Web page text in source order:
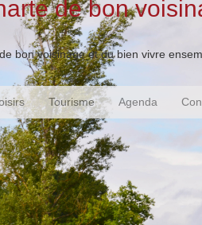
de bon
bon voisinage et du bien vivre
Tourisme Agenda